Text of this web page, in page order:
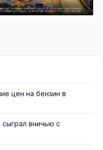
цен на бензин в
вничью с